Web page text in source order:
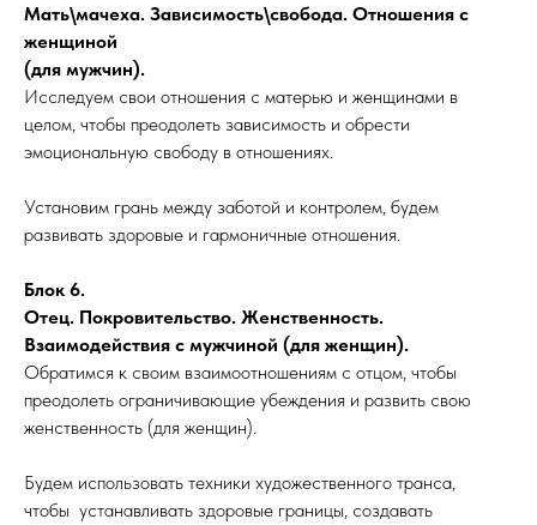
Мать\мачеха. Зависимость\свобода. Отношения с
женщиной
(для мужчин).
Исследуем свои отношения с матерью и женщинами в
целом, чтобы преодолеть зависимость и обрести
эмоциональную свободу в отношениях.
Установим грань между заботой и контролем, будем
развивать здоровые и гармоничные отношения.
Блок 6.
Отец. Покровительство. Женственность.
Взаимодействия с мужчиной (для женщин).
Обратимся к своим взаимоотношениям с отцом, чтобы
преодолеть ограничивающие убеждения и развить свою
женственность (для женщин).
Будем использовать техники художественного транса,
чтобы устанавливать здоровые границы, создавать